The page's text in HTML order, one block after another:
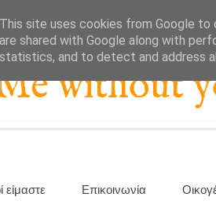
without
είμαστε Επικοινωνία
This site uses cookies from Google to
are shared with Google along with
statistics, and to detect and address